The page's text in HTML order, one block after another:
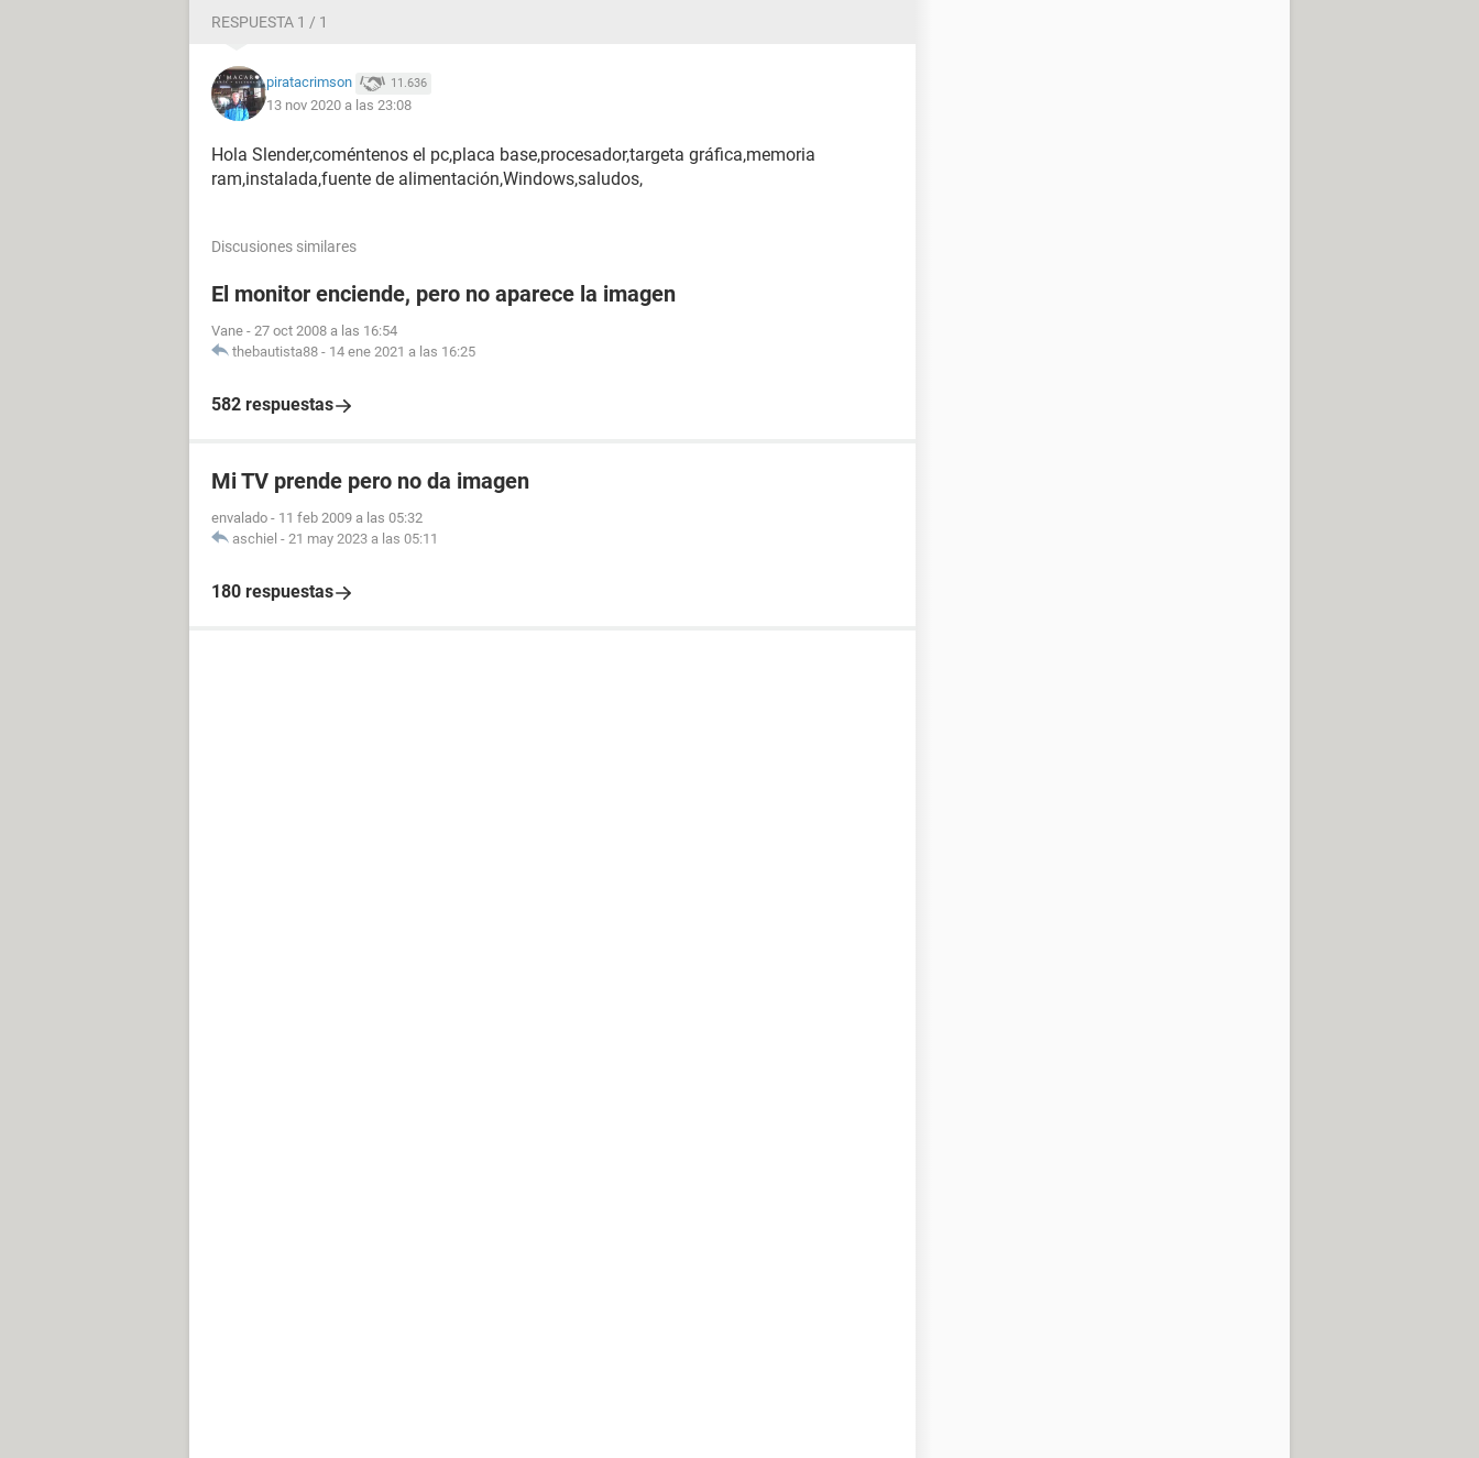
RESPUESTA 1 / 1
piratacrimson 11.636
13 nov 2020 a las 23:08
Hola Slender,coméntenos el pc,placa base,procesador,targeta gráfica,memoria
ram,instalada,fuente de alimentación,Windows,saludos,
Discusiones similares
El monitor enciende, pero no aparece la imagen
Vane - 27 oct 2008 a las 16:54
thebautista88 - 14 ene 2021 a las 16:25
582 respuestas
Mi TV prende pero no da imagen
envalado - 11 feb 2009 a las 05:32
aschiel - 21 may 2023 a las 05:11
180 respuestas